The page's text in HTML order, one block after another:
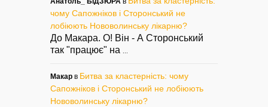
чому Сапожніков і Сторонський не
лобіюють Нововолинську лікарню?
До Макара. О! Він - А Сторонський
так "працює" на
Макар в Битва за кластерність: чому
Сапожніков і Сторонський не лобіюють
Нововолинську лікарню?